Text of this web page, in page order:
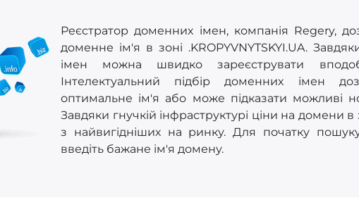
Реєстратор доменних імен, компанія Regery,
доменне ім'я в зоні .KROPYVNYTSKYI.UA.
імен можна швидко зареєструвати
Інтелектуальний підбір доменних імен
оптимальне ім'я або може підказати можливі
Завдяки гнучкій інфраструктурі ціни на домени в
з найвигідніших на ринку. Для початку пошуку
введіть бажане ім'я домену.